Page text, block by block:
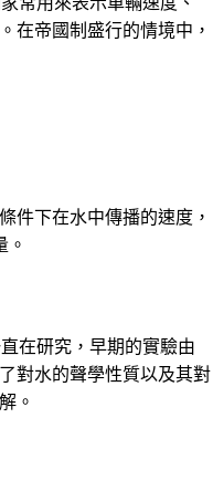
在帝國制盛行的情境中，
件下在水中傳播的速度，
。
在研究，早期的實驗由
對水的聲學性質以及其對
。